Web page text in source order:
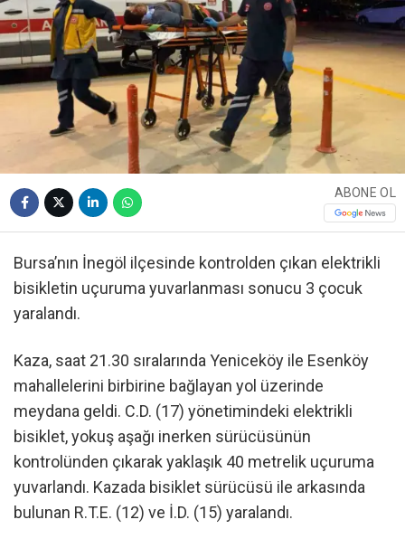
ABONE OL
Bursa’nın İnegöl ilçesinde kontrolden çıkan elektrikli
bisikletin uçuruma yuvarlanması sonucu 3 çocuk
yaralandı.
Kaza, saat 21.30 sıralarında Yeniceköy ile Esenköy
mahallelerini birbirine bağlayan yol üzerinde
meydana geldi. C.D. (17) yönetimindeki elektrikli
bisiklet, yokuş aşağı inerken sürücüsünün
kontrolünden çıkarak yaklaşık 40 metrelik uçuruma
yuvarlandı. Kazada bisiklet sürücüsü ile arkasında
bulunan R.T.E. (12) ve İ.D. (15) yaralandı.